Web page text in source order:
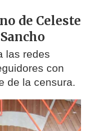
de Celeste
las redes
con
de la censura.